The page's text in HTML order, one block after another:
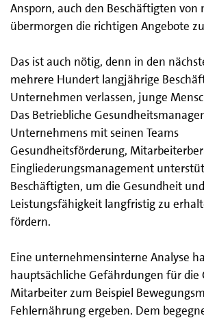
Ansporn, auch den Beschäftigten von
übermorgen die richtigen Angebote
Das ist auch nötig, denn in den
mehrere Hundert langjährige
Unternehmen verlassen, junge
Das Betriebliche
Unternehmens mit seinen Teams
Gesundheitsförderung,
Eingliederungsmanagement
Beschäftigten, um die Gesundheit und
Leistungsfähigkeit langfristig zu
fördern.
Eine unternehmensinterne Analyse
hauptsächliche Gefährdungen für die
Mitarbeiter zum Beispiel
Fehlernährung ergeben. Dem